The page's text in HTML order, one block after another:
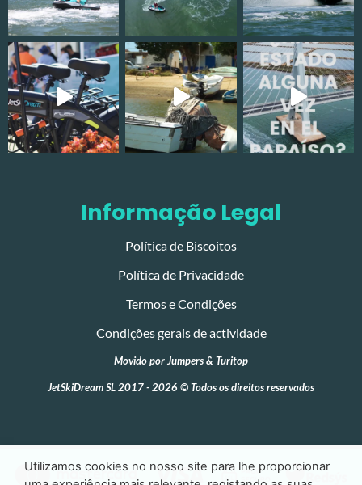
Informação Legal
Política de Biscoitos
Política de Privacidade
Termos e Condições
Condições gerais de actividade
Movido porJumpers& Turitop
JetSkiDream SL 2017 - 2026 © Todos os direitos reservados
Utilizamos cookies no nosso site para lhe proporcionar